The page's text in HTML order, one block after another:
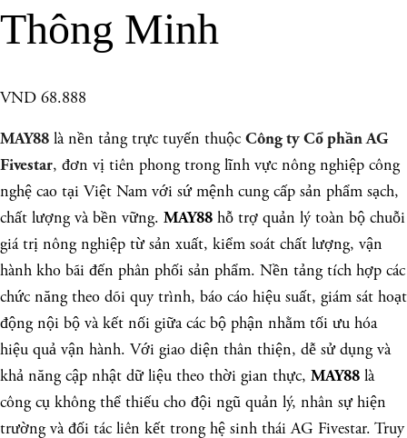
Thông Minh
VND 68.888
MAY88 là nền tảng trực tuyến thuộc Công ty Cổ phần AG
Fivestar, đơn vị tiên phong trong lĩnh vực nông nghiệp công
nghệ cao tại Việt Nam với sứ mệnh cung cấp sản phẩm sạch,
chất lượng và bền vững. MAY88 hỗ trợ quản lý toàn bộ chuỗi
giá trị nông nghiệp từ sản xuất, kiểm soát chất lượng, vận
hành kho bãi đến phân phối sản phẩm. Nền tảng tích hợp các
chức năng theo dõi quy trình, báo cáo hiệu suất, giám sát hoạt
động nội bộ và kết nối giữa các bộ phận nhằm tối ưu hóa
hiệu quả vận hành. Với giao diện thân thiện, dễ sử dụng và
khả năng cập nhật dữ liệu theo thời gian thực, MAY88 là
công cụ không thể thiếu cho đội ngũ quản lý, nhân sự hiện
trường và đối tác liên kết trong hệ sinh thái AG Fivestar. Truy